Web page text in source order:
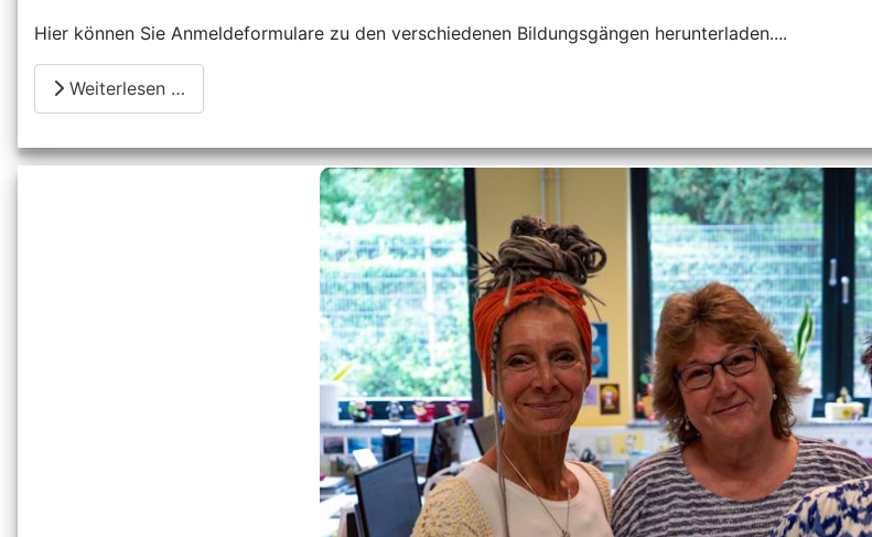
Hier können Sie Anmeldeformulare zu den verschiedenen Bildungsgängen herunterladen....
Weiterlesen …